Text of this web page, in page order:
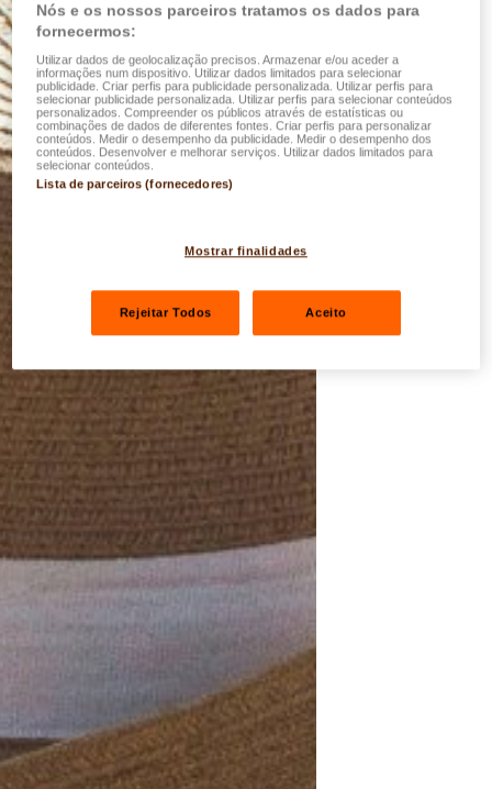
Nós e os nossos parceiros tratamos os dados para
fornecermos:
Utilizar dados de geolocalização precisos. Armazenar e/ou aceder a
informações num dispositivo. Utilizar dados limitados para selecionar
publicidade. Criar perfis para publicidade personalizada. Utilizar perfis para
selecionar publicidade personalizada. Utilizar perfis para selecionar conteúdos
personalizados. Compreender os públicos através de estatísticas ou
combinações de dados de diferentes fontes. Criar perfis para personalizar
conteúdos. Medir o desempenho da publicidade. Medir o desempenho dos
conteúdos. Desenvolver e melhorar serviços. Utilizar dados limitados para
selecionar conteúdos.
Lista de parceiros (fornecedores)
Mostrar finalidades
Rejeitar Todos Aceito